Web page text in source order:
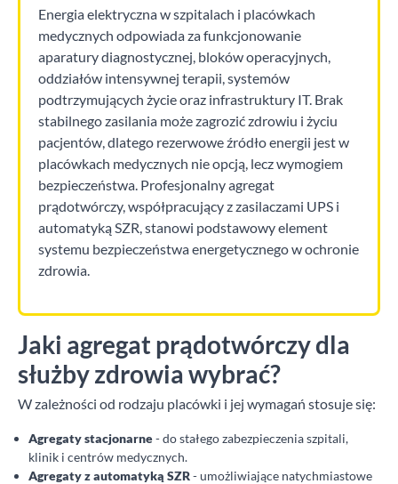
Energia elektryczna w szpitalach i placówkach
medycznych odpowiada za funkcjonowanie
aparatury diagnostycznej, bloków operacyjnych,
oddziałów intensywnej terapii, systemów
podtrzymujących życie oraz infrastruktury IT. Brak
stabilnego zasilania może zagrozić zdrowiu i życiu
pacjentów, dlatego rezerwowe źródło energii jest w
placówkach medycznych nie opcją, lecz wymogiem
bezpieczeństwa. Profesjonalny agregat
prądotwórczy, współpracujący z zasilaczami UPS i
automatyką SZR, stanowi podstawowy element
systemu bezpieczeństwa energetycznego w ochronie
zdrowia.
Jaki agregat prądotwórczy dla
służby zdrowia wybrać?
W zależności od rodzaju placówki i jej wymagań stosuje się:
Agregaty stacjonarne- do stałego zabezpieczenia szpitali,
klinik i centrów medycznych.
Agregaty z automatyką SZR- umożliwiające natychmiastowe